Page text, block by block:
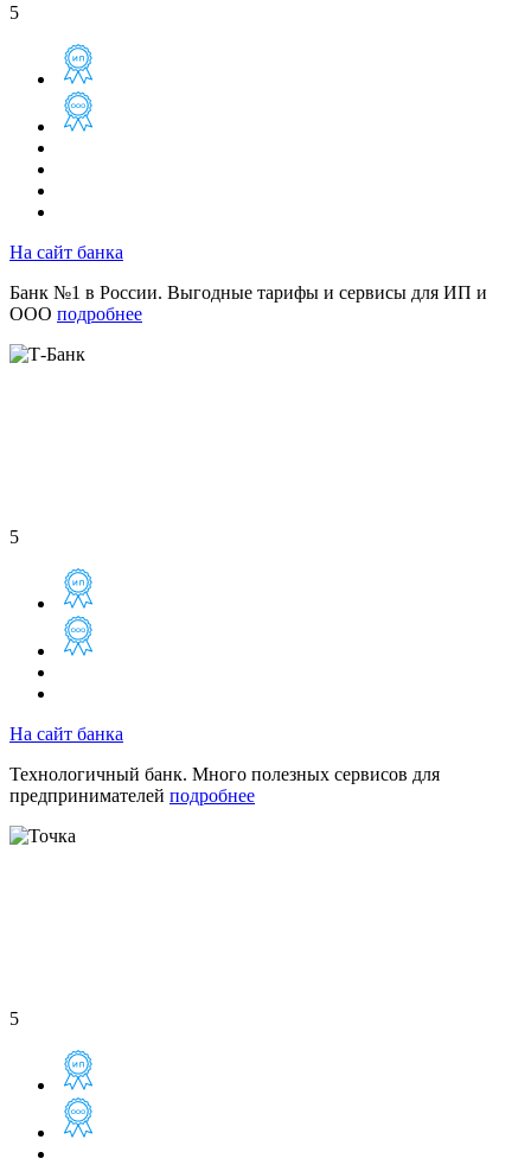
5
На сайт банка
Банк №1 в России. Выгодные тарифы и сервисы для ИП и
ООО подробнее
5
На сайт банка
Технологичный банк. Много полезных сервисов для
предпринимателей подробнее
5